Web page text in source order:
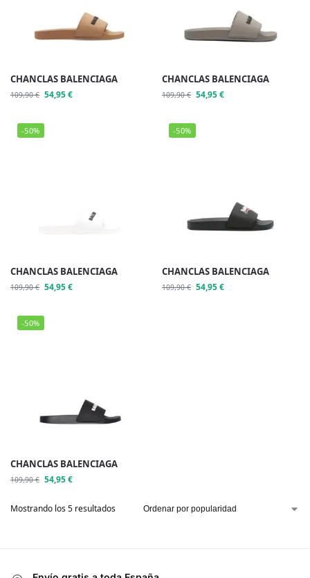
CHANCLAS BALENCIAGA
109,90€ 54,95€
CHANCLAS BALENCIAGA
109,90€ 54,95€
-50%
CHANCLAS BALENCIAGA
109,90€ 54,95€
-50%
CHANCLAS BALENCIAGA
109,90€ 54,95€
-50%
CHANCLAS BALENCIAGA
109,90€ 54,95€
Mostrando los 5 resultados